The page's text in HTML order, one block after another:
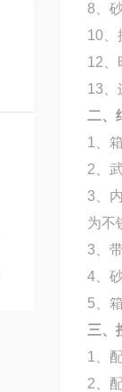
8 、
10
12
13
二、
1
、
2 、
3 、
为不
3 、
4 、
5 、
三、
1
、
2 、